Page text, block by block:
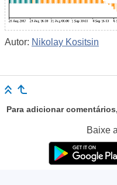
Autor: Nikolay Kositsin
Para adicionar
Baixe a